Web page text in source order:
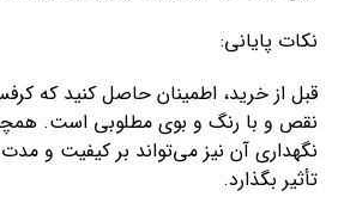
نکات پایانی:
قبل از خرید، اطمینان حاصل کنید که
نقص و با رنگ و بوی مطلوبی است.
نگهداری آن نیز می‌تواند بر کیفیت و مدت
تأثیر بگذارد.